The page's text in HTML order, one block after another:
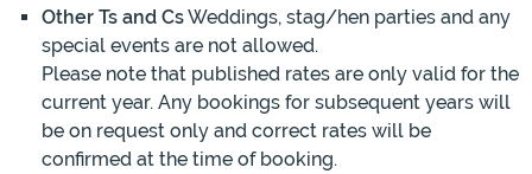
Other Ts and CsWeddings, stag/hen parties and any
special events are not allowed.
Please note that published rates are only valid for the
current year. Any bookings for subsequent years will
be on request only and correct rates will be
confirmed at the time of booking.